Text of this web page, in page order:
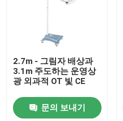
2.7m - 그림자 배상과
3.1m 주도하는 운영상
광 외과적 OT 빛 CE
문의 보내기